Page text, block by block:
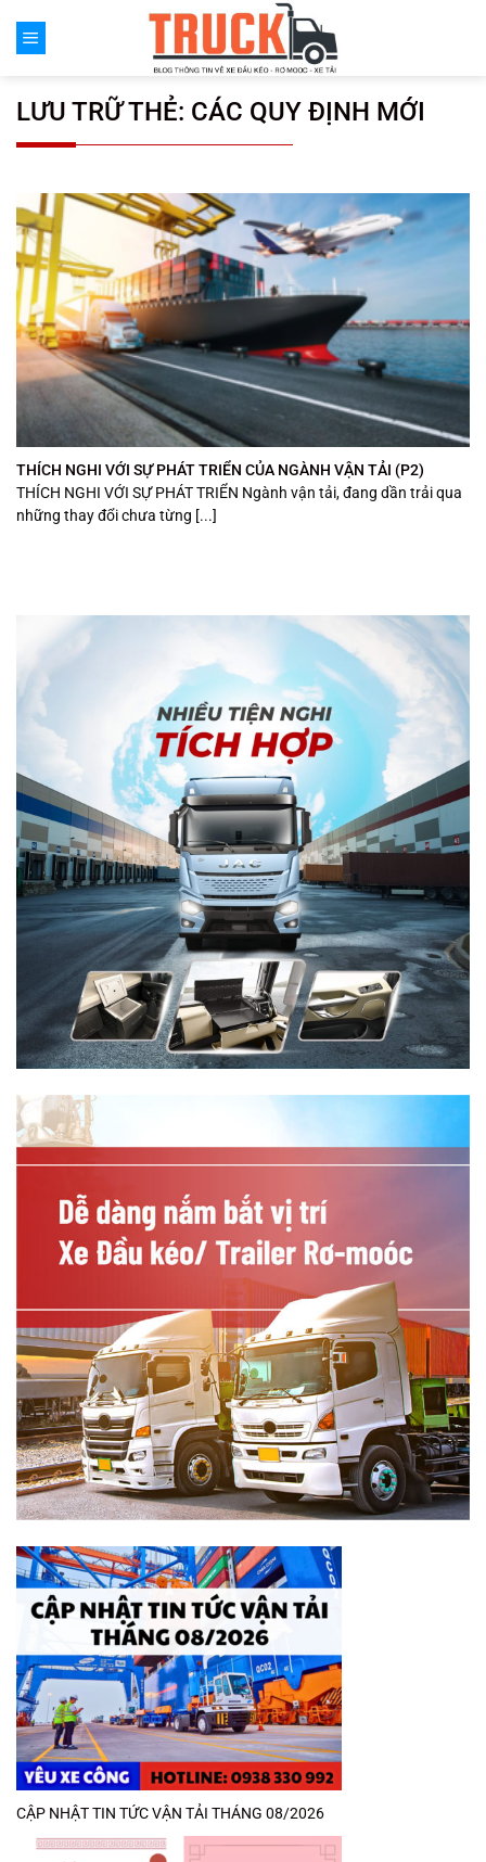
đến
LƯU TRỮ THẺ: CÁC QUY ĐỊNH MỚI
THÍCH NGHI VỚI SỰ PHÁT TRIỂN CỦA NGÀNH VẬN TẢI (P2)
THÍCH NGHI VỚI SỰ PHÁT TRIỂN Ngành vận tải, đang dần trải qua
những thay đổi chưa từng [...]
CẬP NHẬT TIN TỨC VẬN TẢI THÁNG 08/2026